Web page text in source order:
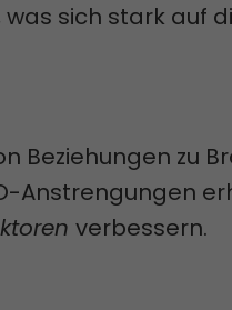
sich stark auf
Beziehungen zu
Anstrengungen
verbessern.